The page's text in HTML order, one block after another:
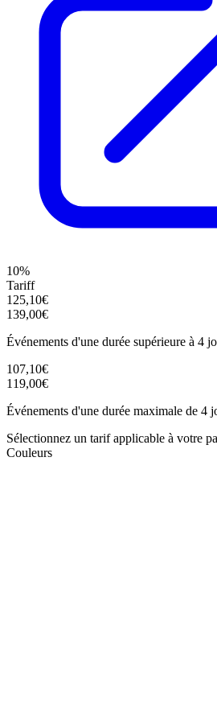
10%
Tariff
125,10€
139,00€
Événements d'une durée supérieure à 4
107,10€
119,00€
Événements d'une durée maximale de 4
Sélectionnez un tarif applicable à votre
Couleurs